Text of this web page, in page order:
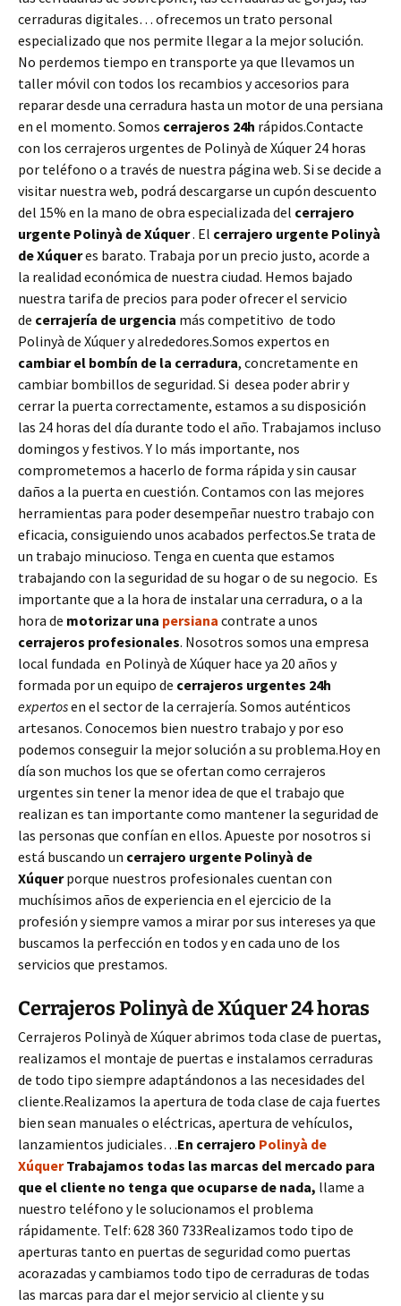
cerraduras digitales… ofrecemos un trato personal
especializado que nos permite llegar a la mejor solución.
No perdemos tiempo en transporte ya que llevamos un
taller móvil con todos los recambios y accesorios para
reparar desde una cerradura hasta un motor de una persiana
en el momento. Somos cerrajeros 24h rápidos.Contacte
con los cerrajeros urgentes de Polinyà de Xúquer 24 horas
por teléfono o a través de nuestra página web. Si se decide a
visitar nuestra web, podrá descargarse un cupón descuento
del 15% en la mano de obra especializada del cerrajero
urgente Polinyà de Xúquer. El cerrajero urgente Polinyà
de Xúqueres barato. Trabaja por un precio justo, acorde a
la realidad económica de nuestra ciudad. Hemos bajado
nuestra tarifa de precios para poder ofrecer el servicio
de cerrajería de urgencia más competitivo de todo
Polinyà de Xúquer y alrededores.Somos expertos en
cambiar el bombín de la cerradura, concretamente en
cambiar bombillos de seguridad. Si desea poder abrir y
cerrar la puerta correctamente, estamos a su disposición
las 24 horas del día durante todo el año. Trabajamos incluso
domingos y festivos. Y lo más importante, nos
comprometemos a hacerlo de forma rápida y sin causar
daños a la puerta en cuestión. Contamos con las mejores
herramientas para poder desempeñar nuestro trabajo con
eficacia, consiguiendo unos acabados perfectos.Se trata de
un trabajo minucioso. Tenga en cuenta que estamos
trabajando con la seguridad de su hogar o de su negocio. Es
importante que a la hora de instalar una cerradura, o a la
hora de motorizar una persiana contrate a unos
cerrajeros profesionales. Nosotros somos una empresa
local fundada en Polinyà de Xúquer hace ya 20 años y
formada por un equipo de cerrajeros urgentes 24h
expertosen el sector de la cerrajería. Somos auténticos
artesanos. Conocemos bien nuestro trabajo y por eso
podemos conseguir la mejor solución a su problema.Hoy en
día son muchos los que se ofertan como cerrajeros
urgentes sin tener la menor idea de que el trabajo que
realizan es tan importante como mantener la seguridad de
las personas que confían en ellos. Apueste por nosotros si
está buscando un cerrajero urgente Polinyà de
Xúquerporque nuestros profesionales cuentan con
muchísimos años de experiencia en el ejercicio de la
profesión y siempre vamos a mirar por sus intereses ya que
buscamos la perfección en todos y en cada uno de los
servicios que prestamos.
Cerrajeros Polinyà de Xúquer 24 horas
Cerrajeros Polinyà de Xúquer abrimos toda clase de puertas,
realizamos el montaje de puertas e instalamos cerraduras
de todo tipo siempre adaptándonos a las necesidades del
cliente.Realizamos la apertura de toda clase de caja fuertes
bien sean manuales o eléctricas, apertura de vehículos,
lanzamientos judiciales…En cerrajero Polinyà de
XúquerTrabajamos todas las marcas del mercado para
que el cliente no tenga que ocuparse de nada, llame a
nuestro teléfono y le solucionamos el problema
rápidamente. Telf: 628 360 733Realizamos todo tipo de
aperturas tanto en puertas de seguridad como puertas
acorazadas y cambiamos todo tipo de cerraduras de todas
las marcas para dar el mejor servicio al cliente y su